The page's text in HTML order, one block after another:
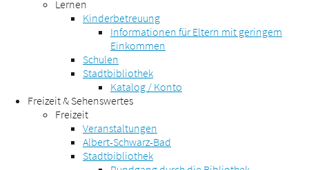
Lernen
Kinderbetreuung
Informationen für Eltern mit geringem
Einkommen
Schulen
Stadtbibliothek
Katalog / Konto
Freizeit & Sehenswertes
Freizeit
Veranstaltungen
Albert-Schwarz-Bad
Stadtbibliothek